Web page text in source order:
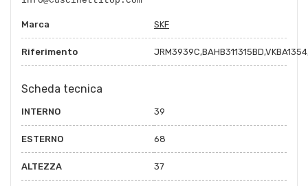
Marca SKF
Riferimento
Scheda tecnica
INTERNO 39
ESTERNO 68
ALTEZZA 37